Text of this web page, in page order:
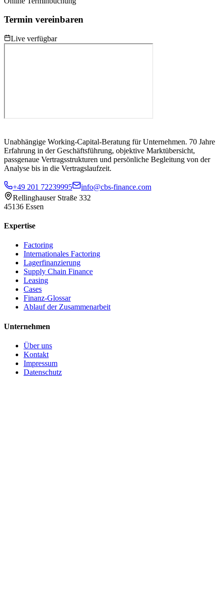
Termin vereinbaren
Live verfügbar
Unabhängige Working-Capital-Beratung für Unternehmen. 70 Jahre
Erfahrung in der Geschäftsführung, objektive Marktübersicht,
passgenaue Vertragsstrukturen und persönliche Begleitung von der
Analyse bis in die Vertragslaufzeit.
+49 201 72239995
info@cbs-finance.com
Rellinghauser Straße 332
45136 Essen
Expertise
Factoring
Internationales Factoring
Lagerfinanzierung
Supply Chain Finance
Leasing
Cases
Finanz-Glossar
Ablauf der Zusammenarbeit
Unternehmen
Über uns
Kontakt
Impressum
Datenschutz